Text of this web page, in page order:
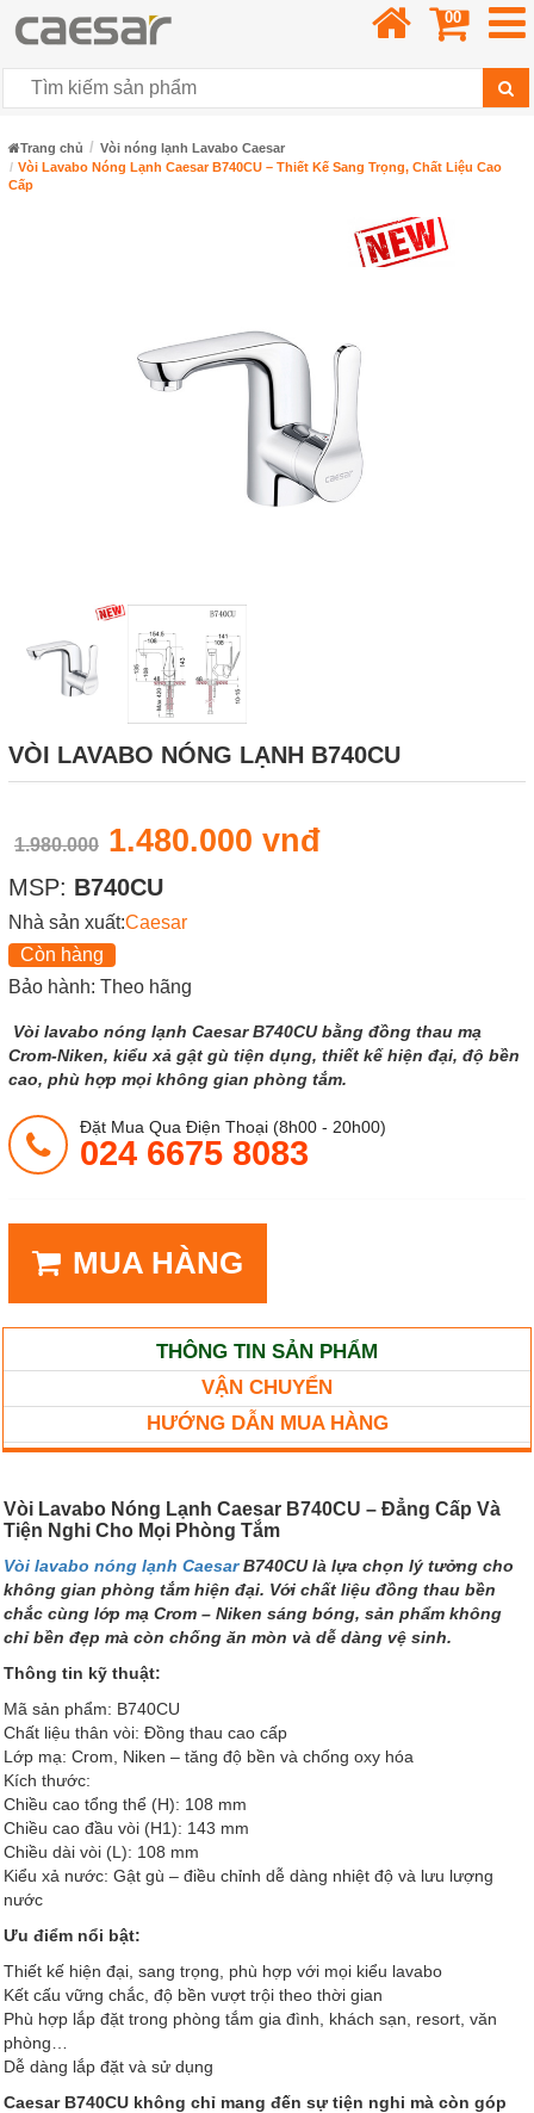
00
Trang chủ
Vòi nóng lạnh Lavabo Caesar
Vòi Lavabo Nóng Lạnh Caesar B740CU – Thiết Kế Sang Trọng, Chất Liệu Cao
Cấp
VÒI LAVABO NÓNG LẠNH B740CU
1.980.000 1.480.000 vnđ
MSP: B740CU
Nhà sản xuất:Caesar
Còn hàng
Bảo hành: Theo hãng
Vòi lavabo nóng lạnh Caesar B740CU bằng đồng thau mạ
Crom-Niken, kiểu xả gật gù tiện dụng, thiết kế hiện đại, độ bền
cao, phù hợp mọi không gian phòng tắm.
Đặt Mua Qua Điện Thoại (8h00 - 20h00)
024 6675 8083
MUA HÀNG
THÔNG TIN SẢN PHẨM
VẬN CHUYỂN
HƯỚNG DẪN MUA HÀNG
Vòi Lavabo Nóng Lạnh Caesar B740CU – Đẳng Cấp Và
Tiện Nghi Cho Mọi Phòng Tắm
Vòi lavabo nóng lạnh CaesarB740CU là lựa chọn lý tưởng cho
không gian phòng tắm hiện đại. Với chất liệu đồng thau bền
chắc cùng lớp mạ Crom – Niken sáng bóng, sản phẩm không
chỉ bền đẹp mà còn chống ăn mòn và dễ dàng vệ sinh.
Thông tin kỹ thuật:
Mã sản phẩm: B740CU
Chất liệu thân vòi: Đồng thau cao cấp
Lớp mạ: Crom, Niken – tăng độ bền và chống oxy hóa
Kích thước:
Chiều cao tổng thể (H): 108 mm
Chiều cao đầu vòi (H1): 143 mm
Chiều dài vòi (L): 108 mm
Kiểu xả nước: Gật gù – điều chỉnh dễ dàng nhiệt độ và lưu lượng
nước
Ưu điểm nổi bật:
Thiết kế hiện đại, sang trọng, phù hợp với mọi kiểu lavabo
Kết cấu vững chắc, độ bền vượt trội theo thời gian
Phù hợp lắp đặt trong phòng tắm gia đình, khách sạn, resort, văn
phòng…
Dễ dàng lắp đặt và sử dụng
Caesar B740CU không chỉ mang đến sự tiện nghi mà còn góp